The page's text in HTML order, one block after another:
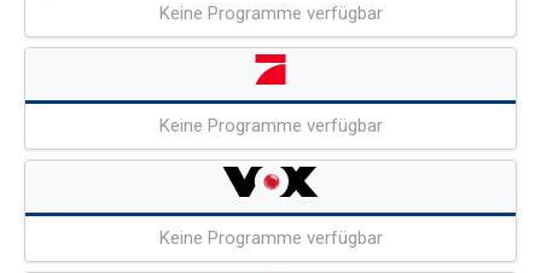
Keine Programme verfügbar
Keine Programme verfügbar
Keine Programme verfügbar